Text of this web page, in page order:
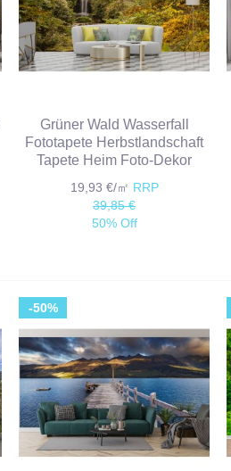
Grüner Wald Wasserfall
Fototapete Herbstlandschaft
Tapete Heim Foto-Dekor
19,93 €/㎡ RRP
39,85 €
50% Off
-50%